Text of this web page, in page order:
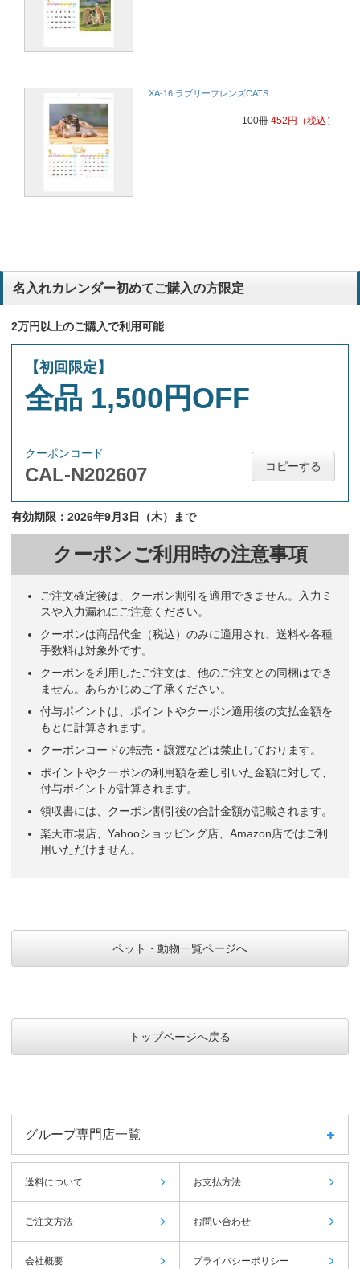
XA-16 ラブリーフレンズCATS
100冊 452 円 （税込）
名入れカレンダー初めてご購入の方限定
2万円以上のご購入で利用可能
【初回限定】
全品 1,500円OFF
クーポンコード
CAL-N202607 コピーする
有効期限：2026年9月3日（木）まで
クーポンご利用時の注意事項
ご注文確定後は、クーポン割引を適用できません。入力ミ
スや入力漏れにご注意ください。
クーポンは商品代金（税込）のみに適用され、送料や各種
手数料は対象外です。
クーポンを利用したご注文は、他のご注文との同梱はでき
ません。あらかじめご了承ください。
付与ポイントは、ポイントやクーポン適用後の支払金額を
もとに計算されます。
クーポンコードの転売・譲渡などは禁止しております。
ポイントやクーポンの利用額を差し引いた金額に対して、
付与ポイントが計算されます。
領収書には、クーポン割引後の合計金額が記載されます。
楽天市場店、Yahooショッピング店、Amazon店ではご利
用いただけません。
ペット・動物一覧ページへ
トップページへ戻る
グループ専門店一覧
送料について お支払方法
ご注文方法 お問い合わせ
会社概要 プライバシーポリシー